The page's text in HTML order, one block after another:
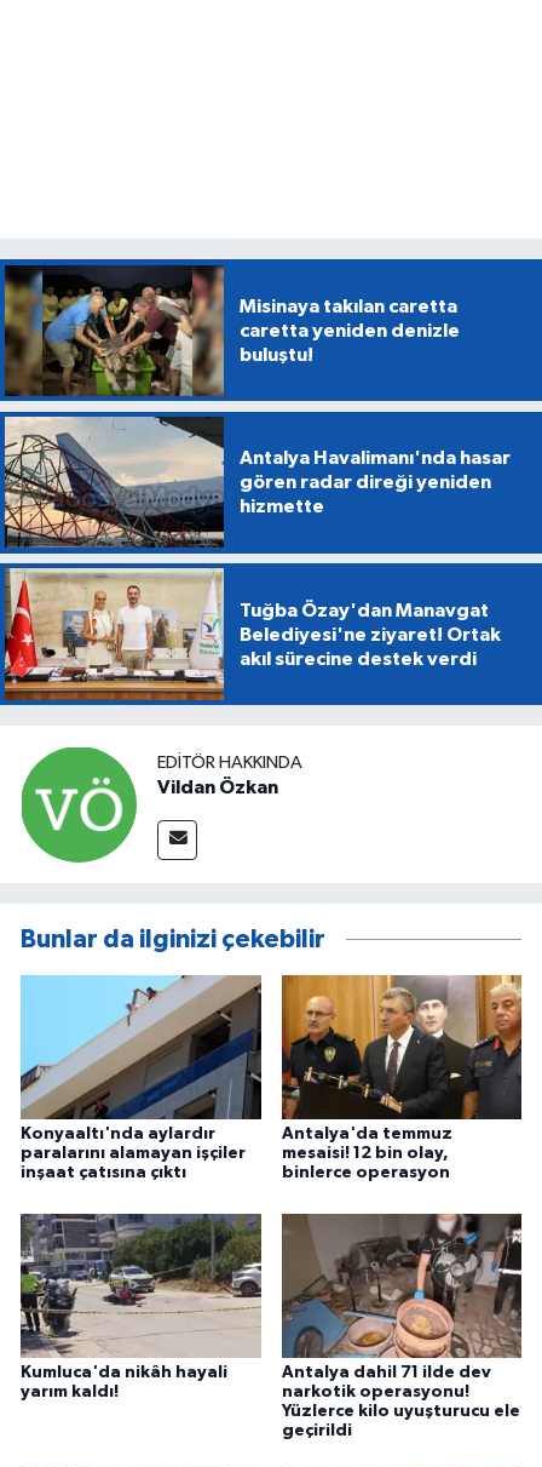
Misinaya takılan caretta
caretta yeniden denizle
buluştu!
Antalya Havalimanı'nda hasar
gören radar direği yeniden
hizmette
Tuğba Özay'dan Manavgat
Belediyesi'ne ziyaret! Ortak
akıl sürecine destek verdi
EDITÖR HAKKINDA
Vildan Özkan
Bunlar da ilginizi çekebilir
Konyaaltı'nda aylardır
paralarını alamayan işçiler
inşaat çatısına çıktı
Antalya'da temmuz
mesaisi! 12 bin olay,
binlerce operasyon
Kumluca'da nikâh hayali
yarım kaldı!
Antalya dahil 71 ilde dev
narkotik operasyonu!
Yüzlerce kilo uyuşturucu ele
geçirildi